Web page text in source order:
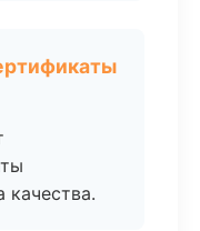
качества.